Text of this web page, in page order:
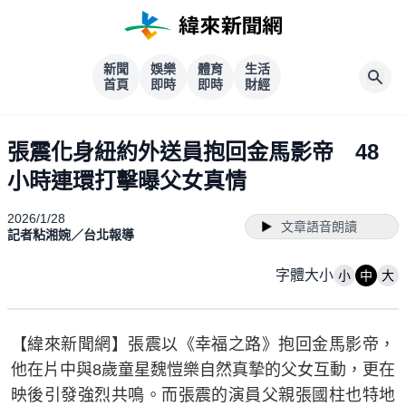
新聞
首頁
娛樂
即時
體育
即時
生活
財經
張震化身紐約外送員抱回金馬影帝 48
小時連環打擊曝父女真情
2026/1/28
記者粘湘婉／台北報導
文章語音朗讀
字體大小 小 中 大
【緯來新聞網】張震以《幸福之路》抱回金馬影帝，
他在片中與8歲童星魏愷樂自然真摯的父女互動，更在
映後引發強烈共鳴。而張震的演員父親張國柱也特地